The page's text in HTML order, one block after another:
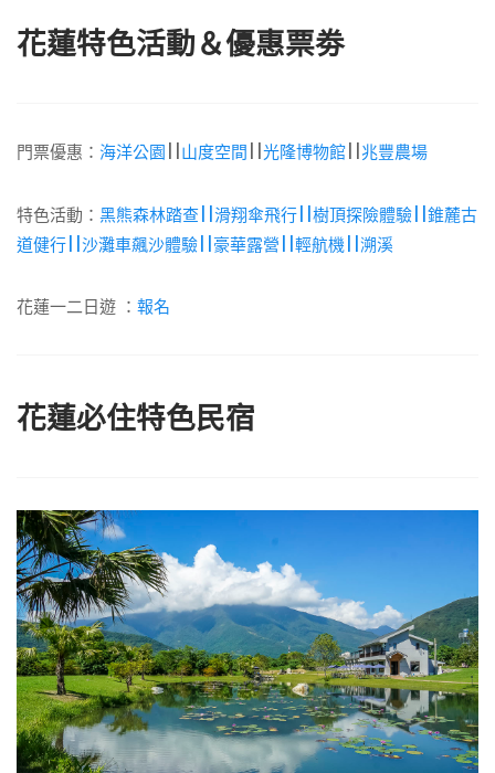
花蓮特色活動＆優惠票劵
門票優惠： 海洋公園 山度空間 光隆博物館 兆豐農場
特色活動： 黑熊森林踏查||滑翔傘飛行||樹頂探險體驗||錐麓古
道健行||沙灘車飆沙體驗||豪華露營||輕航機||溯溪
花蓮一二日遊 ： 報名
花蓮必住特色民宿